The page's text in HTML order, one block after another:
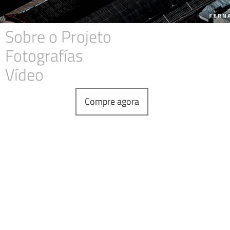
Sobre o Projeto
Fotografías
Vídeo
Compre agora